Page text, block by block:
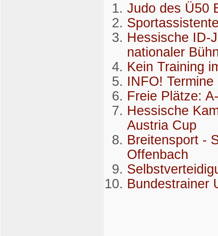
Judo des Ü50
Hessische ID-
nationaler
Kein Training
INFO!
Freie Plätze:
Hessische
Austria Cup
Breitensport -
Offenbach
Bundestrainer